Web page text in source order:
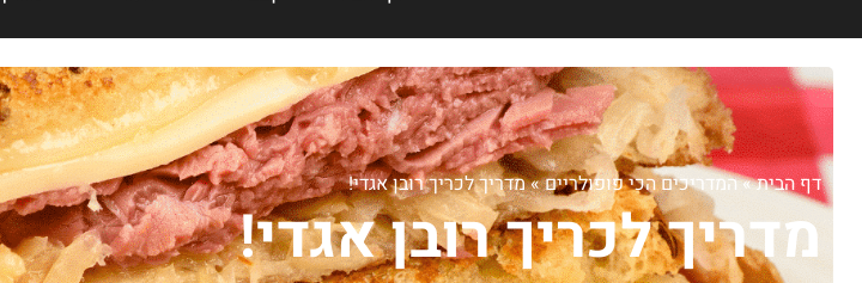
דף הבית»המדריכים הכי פופולריים»מדריך לכריך רובן אגדי!
מדריך לכריך רובן אגדי!